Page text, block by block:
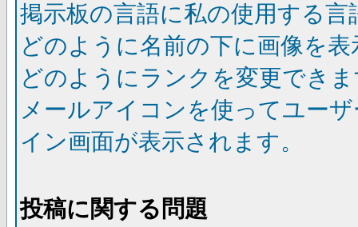
掲示板の言語に私の使用する
どのように名前の下に画像を
どのようにランクを変更でき
メールアイコンを使ってユー
イン画面が表示されます。
投稿に関する問題